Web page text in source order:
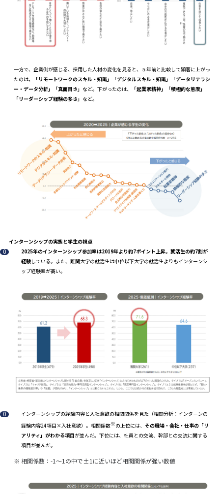
一方で、企業側が感じる、採用した人材の変化を見ると、５年前と比較して顕著に上がっ
たのは、「リモートワークのスキル・知識」「デジタルスキル・知識」「データリテラシ
ー・データ分析」「真面目さ」 など。下がったのは、
「起業家精神」「積極的な態度」
「リーダーシップ経験の多さ」 など。
インターンシップの実態と学生の視点
2025年のインターンシップ参加率は2019年より約7ポイント上昇。就活生の約7割が
経験している。また、難関大学の就活生は中位以下大学の就活生よりもインターンシ
ップ経験率が高い。
インターンシップの経験内容と入社意欲の相関関係を見た （相関分析：インターンの
経験内容24項目×入社意欲） 。相関係数※の上位には、 その職場・会社・仕事の「リ
アリティ」がわかる項目が並んだ。下位には、社員との交流、幹部との交流に関する
項目が並んだ。
※ 相関係数：-1～1の中で±1に近いほど相関関係が強い数値